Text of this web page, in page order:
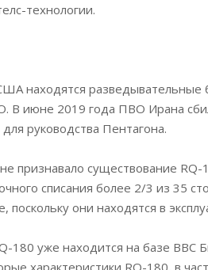
технологии.
находятся разведывательные
В июне 2019 года ПВО Ирана
руководства Пентагона.
признавало существование RQ-
списания более 2/3 из 35
они находятся в
180 уже находится на базе ВВС
характеристики RQ-180, в